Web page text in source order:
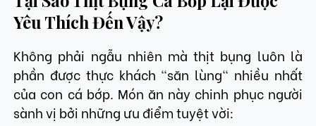
Yêu Thích Đến Vậy?
Không phải ngẫu nhiên mà thịt bụng luôn là
phần được thực khách "săn lùng" nhiều nhất
của con cá bớp. Món ăn này chinh phục người
sành vị bởi những ưu điểm tuyệt vời: